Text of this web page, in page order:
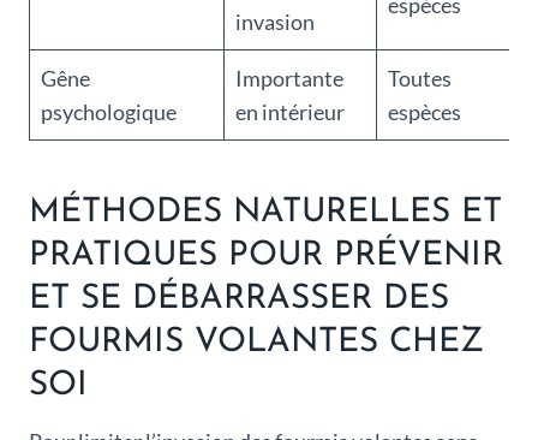
invasion
Gêne
psychologique
Importante
en intérieur
Toutes
espèces
MÉTHODES NATURELLES ET
PRATIQUES POUR PRÉVENIR
ET SE DÉBARRASSER DES
FOURMIS VOLANTES CHEZ
SOI